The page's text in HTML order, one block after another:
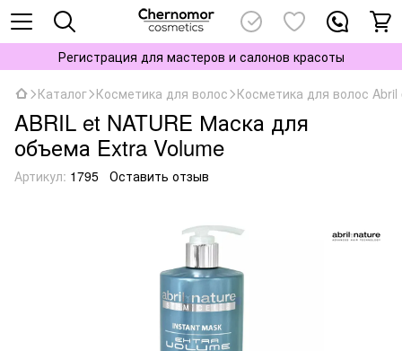
Регистрация для мастеров и салонов красоты
Каталог Косметика для волос Косметика для волос Abril
ABRIL et NATURE Маска для
объема Extra Volume
Артикул: 1795 Оставить отзыв